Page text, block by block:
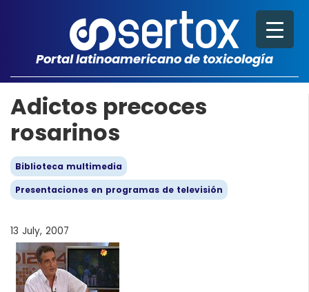
Portal latinoamericano de toxicología
Adictos precoces
rosarinos
Biblioteca multimedia
Presentaciones en programas de televisión
13 July, 2007